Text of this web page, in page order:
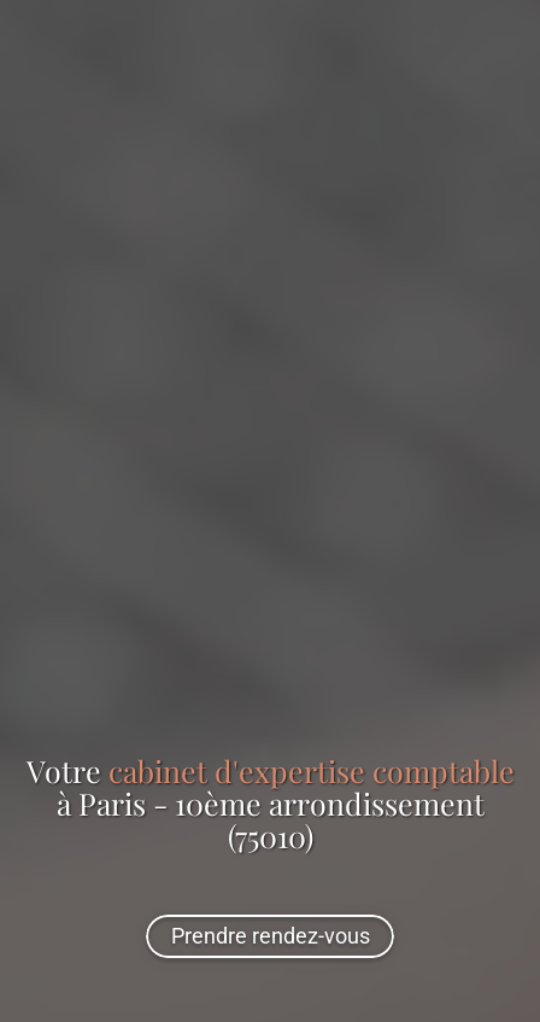
Votre cabinet d'expertise comptable
à Paris - 10ème arrondissement
(75010)
Prendre rendez-vous